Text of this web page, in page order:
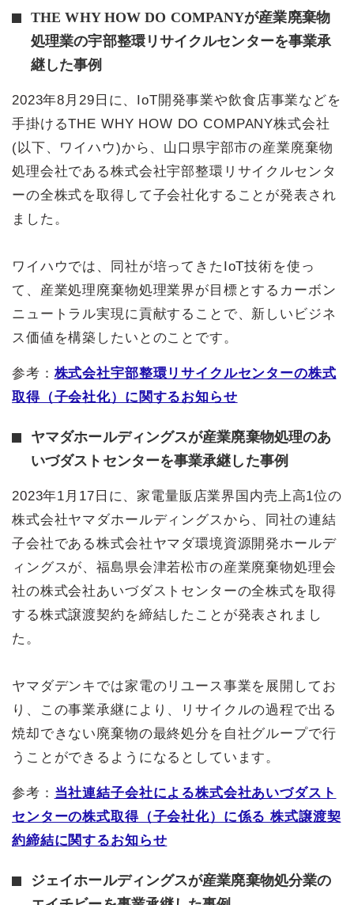
THE WHY HOW DO COMPANYが産業廃棄物
処理業の宇部整環リサイクルセンターを事業承
継した事例
2023年8月29日に、IoT開発事業や飲食店事業などを
手掛けるTHE WHY HOW DO COMPANY株式会社
(以下、ワイハウ)から、山口県宇部市の産業廃棄物
処理会社である株式会社宇部整環リサイクルセンタ
ーの全株式を取得して子会社化することが発表され
ました。
ワイハウでは、同社が培ってきたIoT技術を使っ
て、産業処理廃棄物処理業界が目標とするカーボン
ニュートラル実現に貢献することで、新しいビジネ
ス価値を構築したいとのことです。
参考： 株式会社宇部整環リサイクルセンターの株式
取得（子会社化）に関するお知らせ
ヤマダホールディングスが産業廃棄物処理のあ
いづダストセンターを事業承継した事例
2023年1月17日に、家電量販店業界国内売上高1位の
株式会社ヤマダホールディングスから、同社の連結
子会社である株式会社ヤマダ環境資源開発ホールデ
ィングスが、福島県会津若松市の産業廃棄物処理会
社の株式会社あいづダストセンターの全株式を取得
する株式譲渡契約を締結したことが発表されまし
た。
ヤマダデンキでは家電のリユース事業を展開してお
り、この事業承継により、リサイクルの過程で出る
焼却できない廃棄物の最終処分を自社グループで行
うことができるようになるとしています。
参考： 当社連結子会社による株式会社あいづダスト
センターの株式取得（子会社化）に係る 株式譲渡契
約締結に関するお知らせ
ジェイホールディングスが産業廃棄物処分業の